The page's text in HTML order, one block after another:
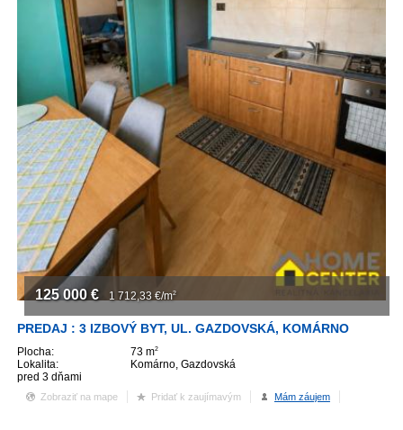
PREDAJ : 3 IZBOVÝ BYT, UL. GAZDOVSKÁ, KOMÁRNO
Plocha: 73 m2
Lokalita:
Komárno, Gazdovská
pred 3 dňami
125 000 € 1 712,33 €/m2
Zobraziť na mape Pridať k zaujímavým Mám záujem